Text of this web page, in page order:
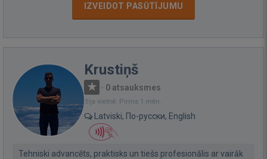
IZVEIDOT PASŪTĪJUMU
Krustiņš
· 0 atsauksmes
Bija vietnē: Pirms 1 mēn.
Latviski, По-русски, English
Tehniski advancēts, praktisks un tiešs profesionālis ar vairāk